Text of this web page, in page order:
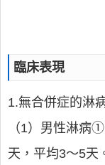
臨床表現
1.無合併症的淋
（1）男性淋病
天，平均3～5天